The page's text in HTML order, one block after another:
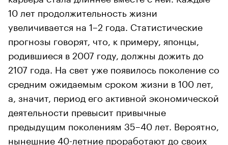
10 лет продолжительность жизни
увеличивается на 1–2 года. Статистические
прогнозы говорят, что, к примеру, японцы,
родившиеся в 2007 году, должны дожить до
2107 года. На свет уже появилось поколение со
средним ожидаемым сроком жизни в 100 лет,
а, значит, период его активной экономической
деятельности превысит привычные
предыдущим поколениям 35–40 лет. Вероятно,
нынешние 40-летние проработают до своих